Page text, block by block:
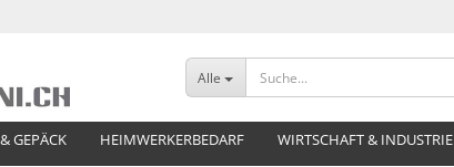
Alle
GEPÄCK HEIMWERKERBEDARF WIRTSCHAFT & INDUSTRIE